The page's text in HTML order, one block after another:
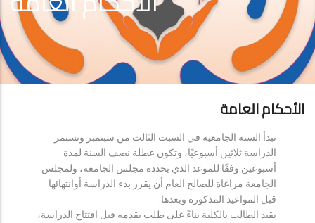
الأحكام العامة
تبدأ السنة الجامعية في السبت الثالث من سبتمبر وتستمر
الدراسة ثلاثين أسبوعيًا، وتكون عطلة نصف السنة لمدة
أسبوعين وفقًا للموعد الذي يحدده مجلس الجامعة، ولمجلس
الجامعة مراعاة للصالح العام أن يقرر بدء الدراسة أوانتهائها
قبل المواعيد المذكورة وبعدها.
يقيد الطالب بالكلية بناءً على طلب يقدمه قبل افتتاح الدراسة،